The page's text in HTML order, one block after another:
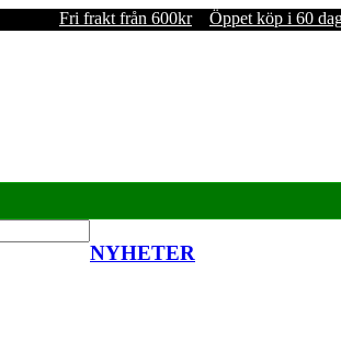
Fri frakt från 600kr Öppet köp i 60
NYHETER